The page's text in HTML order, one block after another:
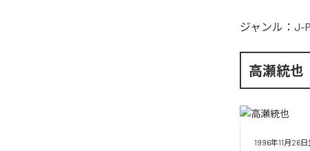
ジャンル： J-
高瀬統也
1996年11月26